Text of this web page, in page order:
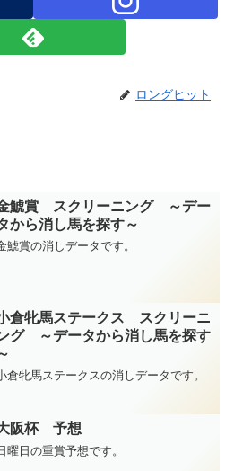
ロングヒット
鯱賞 スクリーニング ～デー
から消し馬を探す～
鯱賞の消しデータです。
倉牝馬ステークス スクリーニ
グ ～データから消し馬を探す
倉牝馬ステークスの消しデータです。
阪杯 予想
曜日の重賞予想です。